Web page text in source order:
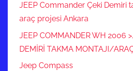
JEEP Commander Çeki Demiri
araç projesi Ankara
JEEP COMMANDER WH 2006
DEMİRİ TAKMA MONTAJI/
Jeep Compass